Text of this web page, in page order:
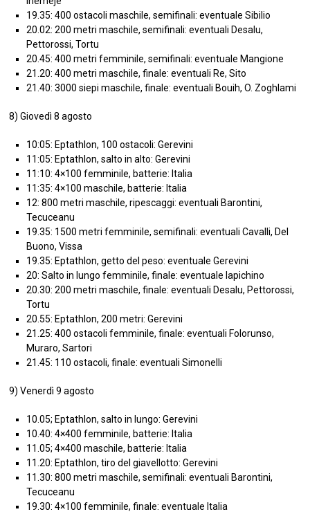
19.35: 400 ostacoli maschile, semifinali: eventuale Sibilio
20.02: 200 metri maschile, semifinali: eventuali Desalu,
Pettorossi, Tortu
20.45: 400 metri femminile, semifinali: eventuale Mangione
21.20: 400 metri maschile, finale: eventuali Re, Sito
21.40: 3000 siepi maschile, finale: eventuali Bouih, O. Zoghlami
8) Giovedì 8 agosto
10:05: Eptathlon, 100 ostacoli: Gerevini
11:05: Eptathlon, salto in alto: Gerevini
11:10: 4×100 femminile, batterie: Italia
11:35: 4×100 maschile, batterie: Italia
12: 800 metri maschile, ripescaggi: eventuali Barontini,
Tecuceanu
19.35: 1500 metri femminile, semifinali: eventuali Cavalli, Del
Buono, Vissa
19.35: Eptathlon, getto del peso: eventuale Gerevini
20: Salto in lungo femminile, finale: eventuale Iapichino
20.30: 200 metri maschile, finale: eventuali Desalu, Pettorossi,
Tortu
20.55: Eptathlon, 200 metri: Gerevini
21.25: 400 ostacoli femminile, finale: eventuali Folorunso,
Muraro, Sartori
21.45: 110 ostacoli, finale: eventuali Simonelli
9) Venerdì 9 agosto
10.05; Eptathlon, salto in lungo: Gerevini
10.40: 4×400 femminile, batterie: Italia
11.05; 4×400 maschile, batterie: Italia
11.20: Eptathlon, tiro del giavellotto: Gerevini
11.30: 800 metri maschile, semifinali: eventuali Barontini,
Tecuceanu
19.30: 4×100 femminile, finale: eventuale Italia